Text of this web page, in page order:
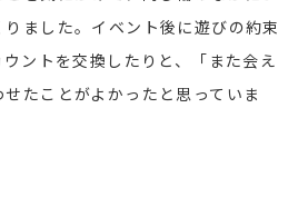
ました。イベント後に遊びの約束
ントを交換したりと、「また会え
たことがよかったと思っていま